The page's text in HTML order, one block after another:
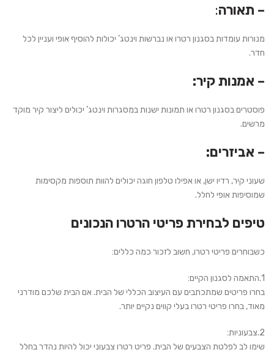
– תאורה:
מנורות עומדות בסגנון רטרו או נברשות וינטג’ יכולות להוסיף אופי ועניין לכל
חדר.
– אמנות קיר:
פוסטרים בסגנון רטרו או תמונות ישנות במסגרות וינטג’ יכולים ליצור קיר מוקד
מרשים.
– אביזרים:
שעוני קיר, רדיו ישן, או אפילו טלפון חוגה יכולים להוות תוספות מקסימות
שמוסיפות אופי לחלל.
טיפים לבחירת פריטי הרטרו הנכונים
כשבוחרים פריטי רטרו, חשוב לזכור כמה כללים:
1.התאמה לסגנון הקיים:
בחרו פריטים שמתכתבים עם העיצוב הכללי של הבית. אם הבית שלכם מודרני
מאוד, בחרו פריטי רטרו בעלי קווים נקיים יותר.
2.צבעוניות:
שימו לב לפלטת הצבעים של הבית. פריט רטרו צבעוני יכול להיות נהדר בחלל